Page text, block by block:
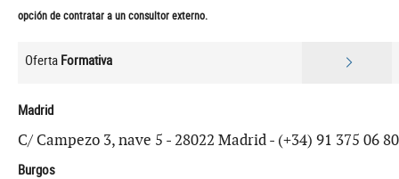
opción de contratar a un consultor externo.
Oferta Formativa
Madrid
C/ Campezo 3, nave 5 - 28022 Madrid - (+34) 91 375 06 80
Burgos